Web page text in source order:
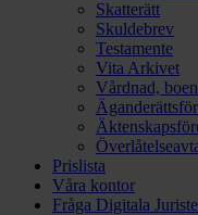
Skatterätt
Skuldebrev
Testamente
Vita Arkivet
Vårdnad,
Prislista
Våra kontor
Fråga Digitala